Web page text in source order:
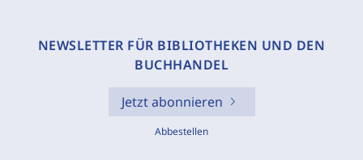
NEWSLETTER FÜR BIBLIOTHEKEN UND DEN
BUCHHANDEL
Jetzt abonnieren
Abbestellen